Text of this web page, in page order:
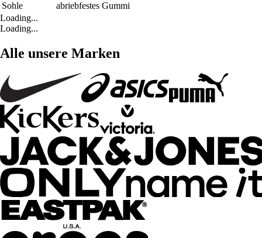
Sohle
abriebfestes Gummi
Loading...
Loading...
Alle unsere Marken